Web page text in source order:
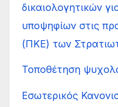
δικαιολογητικών
υποψηφίων στις
(ΠΚΕ) των
Τοποθέτηση
Εσωτερικός